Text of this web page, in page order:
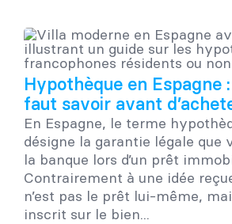
Hypothèque en Espagne :
faut savoir avant
En Espagne, le terme
désigne la garantie légale que
la banque lors d’un prêt
Contrairement à une idée
n’est pas le prêt lui-même,
inscrit sur le bien...